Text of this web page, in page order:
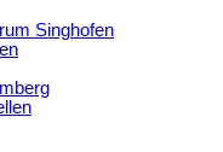
Singhofen